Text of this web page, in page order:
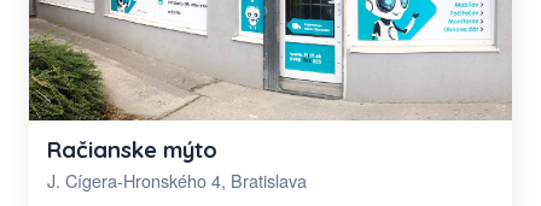
Račianske mýto
J. Cígera-Hronského 4, Bratislava